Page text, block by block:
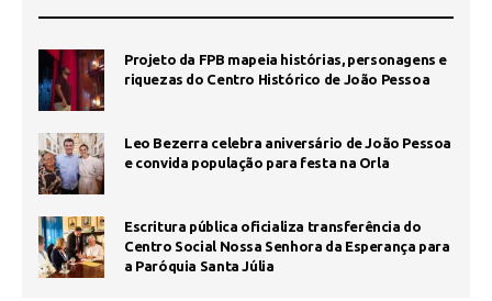
Projeto da FPB mapeia histórias, personagens e
riquezas do Centro Histórico de João Pessoa
Leo Bezerra celebra aniversário de João Pessoa
e convida população para festa na Orla
Escritura pública oficializa transferência do
Centro Social Nossa Senhora da Esperança para
a Paróquia Santa Júlia